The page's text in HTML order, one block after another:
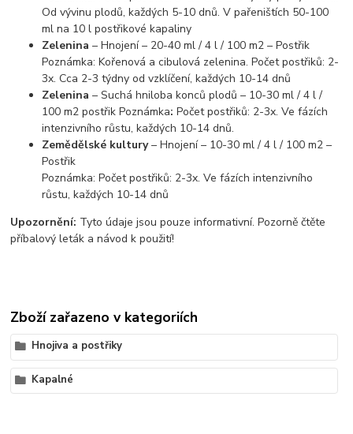
Od vývinu plodů, každých 5-10 dnů. V pařeništích 50-100
ml na 10 l postřikové kapaliny
Zelenina – Hnojení – 20-40 ml / 4 l / 100 m2 – Postřik
Poznámka: Kořenová a cibulová zelenina. Počet postřiků: 2-
3x. Cca 2-3 týdny od vzklíčení, každých 10-14 dnů
Zelenina – Suchá hniloba konců plodů – 10-30 ml / 4 l /
100 m2 postřik Poznámka: Počet postřiků: 2-3x. Ve fázích
intenzivního růstu, každých 10-14 dnů.
Zemědělské kultury– Hnojení – 10-30 ml / 4 l / 100 m2 –
Postřik
Poznámka: Počet postřiků: 2-3x. Ve fázích intenzivního
růstu, každých 10-14 dnů
Upozornění: Tyto údaje jsou pouze informativní. Pozorně čtěte
příbalový leták a návod k použití!
Zboží zařazeno v kategoriích
Hnojiva a postřiky
Kapalné